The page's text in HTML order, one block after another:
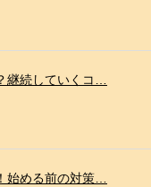
継続していくコ…
始める前の対策…